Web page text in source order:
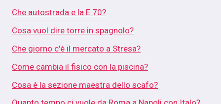
Che autostrada e la E 70?
Cosa vuol dire torre in spagnolo?
Che giorno c'è il mercato a Stresa?
Come cambia il fisico con la piscina?
Cosa è la sezione maestra dello scafo?